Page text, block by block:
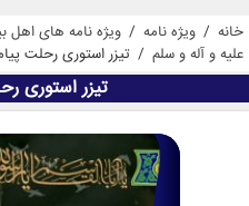
خانه / ویژه نامه / ویژه نامه های اهل
علیه و آله و سلم / تیزر استوری رحلت
تیزر استوری